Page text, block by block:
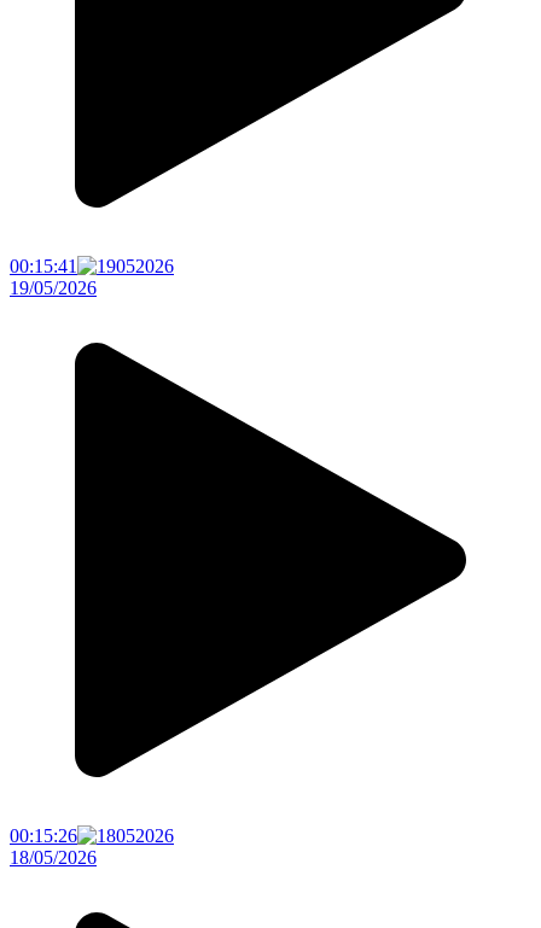
00:15:41
19/05/2026
00:15:26
18/05/2026